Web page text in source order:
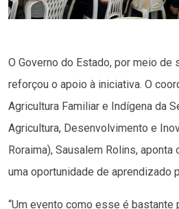
O Governo do Estado, por meio de
reforçou o apoio à iniciativa. O
Agricultura Familiar e Indígena da
Agricultura, Desenvolvimento e
Roraima), Sausalem Rolins, aponta
uma oportunidade de aprendizado
“Um evento como esse é